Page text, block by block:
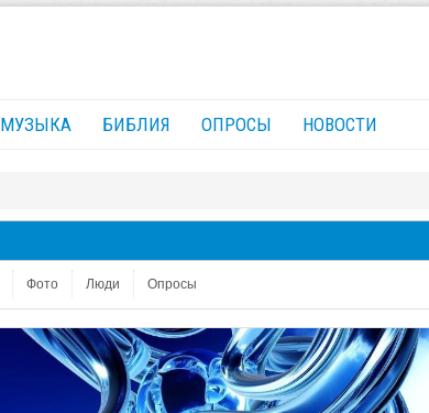
МУЗЫКА БИБЛИЯ ОПРОСЫ НОВОСТИ
Фото Люди Опросы